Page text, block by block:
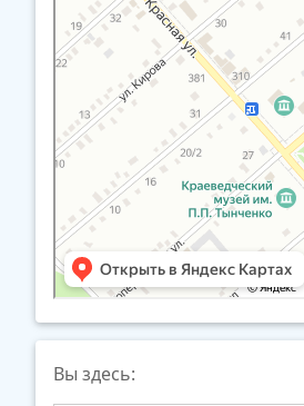
Вы здесь: